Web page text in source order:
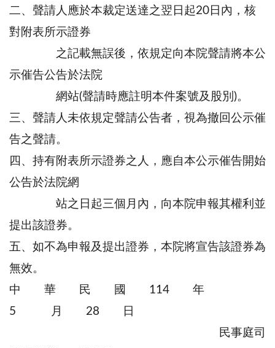
二、聲請人應於本裁定送達之翌日起20日內，核
對附表所示證券
之記載無誤後，依規定向本院聲請將本公
示催告公告於法院
網站(聲請時應註明本件案號及股別)。
三、聲請人未依規定聲請公告者，視為撤回公示催
告之聲請。
四、持有附表所示證券之人，應自本公示催告開始
公告於法院網
站之日起三個月內，向本院申報其權利並
提出該證券。
五、如不為申報及提出證券，本院將宣告該證券為
無效。
中 華 民 國 114 年
5 月 28 日
民事庭司